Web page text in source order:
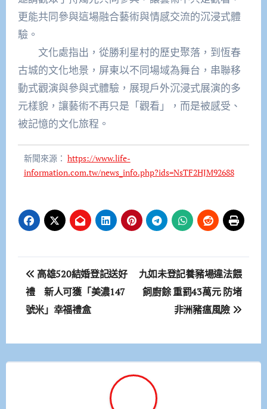
更能共同參與這場融合藝術與情感交流的沉浸式體
驗。
文化處指出，從勝利星村的歷史聚落，到恆春
古城的文化地景，屏東以不同場域為舞台，串聯移
動式觀演與參與式體驗，展現戶外沉浸式展演的多
元樣貌，讓藝術不再只是「觀看」，而是被感受、
被記憶的文化旅程。
新聞來源： https://www.life-
information.com.tw/news_info.php?ids=NsTF2HJM92688
文
章
導
覽
高雄520結婚登記送好
禮 新人可獲「美濃147
號米」幸福禮盒
九如未登記養豬場違法餵
飼廚餘 重罰43萬元 防堵
非洲豬瘟風險